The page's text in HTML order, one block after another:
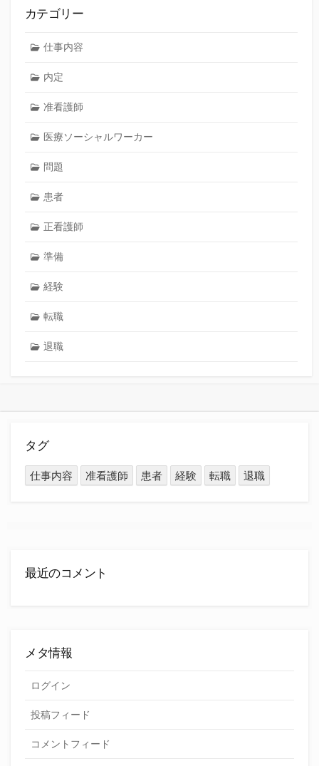
カテゴリー
仕事内容
内定
准看護師
医療ソーシャルワーカー
問題
患者
正看護師
準備
経験
転職
退職
タグ
仕事内容 准看護師 患者 経験 転職 退職
最近のコメント
メタ情報
ログイン
投稿フィード
コメントフィード